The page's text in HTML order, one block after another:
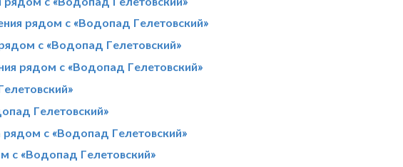
рядом с «Водопад Гелетовский»
с «Водопад Гелетовский»
рядом с «Водопад Гелетовский»
Гелетовский»
рядом с «Водопад Гелетовский»
с «Водопад Гелетовский»